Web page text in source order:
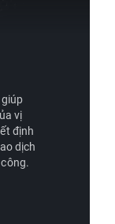
vị
định
dịch